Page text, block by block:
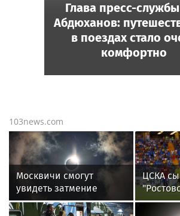
103news.com
Москвичи смогут
увидеть затмение
Солнца 12 августа
ЦСКА
0:0 в
Глава пресс-
Абдюханов:
в поездах стало
комфортно